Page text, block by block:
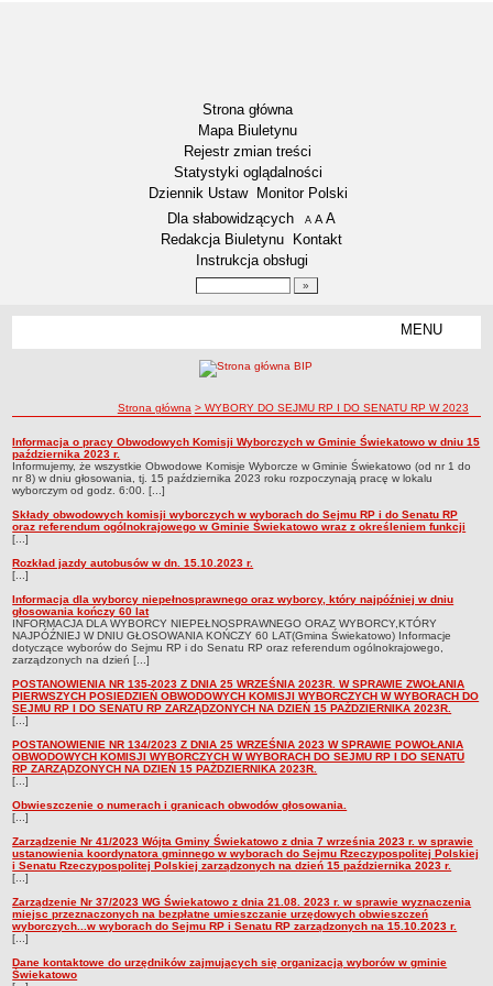
Strona główna
Mapa Biuletynu
Rejestr zmian treści
Statystyki oglądalności
Dziennik Ustaw
Monitor Polski
Menu dodatkowe
Dla słabowidzących A pomniejsz czcionkę
A standardowy rozmiar czcionki
A
Redakcja Biuletynu
Kontakt
Instrukcja obsługi
MENU
RODO – KLAUZULE INFORMACYJNE
Lokalizacja
Dane statystyczne
Zadania publiczne
Raport o stanie gminy
Związki i stowarzyszenia
INFORMACJE PUBLICZNE
WŁADZE I STRUKTURA
Rada gminy
Urząd gminy
Jednostki pomocnicze - sołectwa
REJESTR INSTYTUCJI KULTURY
ORGANIZACJE POZARZĄDOWE NA TERENIE GMINY ŚWIEKATOWO
Statut
Protokoły
ścieżka nawigacji
Strona główna > WYBORY DO SEJMU RP I DO SENATU RP W 2023
WYBORY DO SEJMU RP I DO SENATU RP W 2023
WYBORY DO SEJMU RP I DO SENATU RP W 2023
Informacja o pracy Obwodowych Komisji Wyborczych w Gminie Świekatowo w dniu 15
października 2023 r.
Informujemy, że wszystkie Obwodowe Komisje Wyborcze w Gminie Świekatowo (od nr 1 do
nr 8) w dniu głosowania, tj. 15 października 2023 roku rozpoczynają pracę w lokalu
wyborczym od godz. 6:00. [...]
Składy obwodowych komisji wyborczych w wyborach do Sejmu RP i do Senatu RP
oraz referendum ogólnokrajowego w Gminie Świekatowo wraz z określeniem funkcji
[...]
Rozkład jazdy autobusów w dn. 15.10.2023 r.
[...]
Informacja dla wyborcy niepełnosprawnego oraz wyborcy, który najpóźniej w dniu
głosowania kończy 60 lat
INFORMACJA DLA WYBORCY NIEPEŁNOSPRAWNEGO ORAZ WYBORCY,KTÓRY
NAJPÓŹNIEJ W DNIU GŁOSOWANIA KOŃCZY 60 LAT(Gmina Świekatowo) Informacje
dotyczące wyborów do Sejmu RP i do Senatu RP oraz referendum ogólnokrajowego,
zarządzonych na dzień [...]
POSTANOWIENIA NR 135-2023 Z DNIA 25 WRZEŚNIA 2023R. W SPRAWIE ZWOŁANIA
PIERWSZYCH POSIEDZIEŃ OBWODOWYCH KOMISJI WYBORCZYCH W WYBORACH DO
SEJMU RP I DO SENATU RP ZARZĄDZONYCH NA DZIEŃ 15 PAŹDZIERNIKA 2023R.
[...]
POSTANOWIENIE NR 134/2023 Z DNIA 25 WRZEŚNIA 2023 W SPRAWIE POWOŁANIA
OBWODOWYCH KOMISJI WYBORCZYCH W WYBORACH DO SEJMU RP I DO SENATU
RP ZARZĄDZONYCH NA DZIEŃ 15 PAŹDZIERNIKA 2023R.
[...]
Obwieszczenie o numerach i granicach obwodów głosowania.
[...]
Zarządzenie Nr 41/2023 Wójta Gminy Świekatowo z dnia 7 września 2023 r. w sprawie
ustanowienia koordynatora gminnego w wyborach do Sejmu Rzeczypospolitej Polskiej
i Senatu Rzeczypospolitej Polskiej zarządzonych na dzień 15 października 2023 r.
[...]
Zarządzenie Nr 37/2023 WG Świekatowo z dnia 21.08. 2023 r. w sprawie wyznaczenia
miejsc przeznaczonych na bezpłatne umieszczanie urzędowych obwieszczeń
wyborczych...w wyborach do Sejmu RP i Senatu RP zarządzonych na 15.10.2023 r.
[...]
Dane kontaktowe do urzędników zajmujących się organizacją wyborów w gminie
Świekatowo